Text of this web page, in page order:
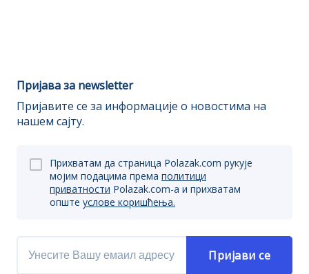
Пријава за newsletter
Пријавите се за информације о новостима на
нашем сајту.
Прихватам да страница Polazak.com рукује
мојим подацима према политици
приватности Polazak.com-a и прихватам
опште услове коришћења.
Пријави се